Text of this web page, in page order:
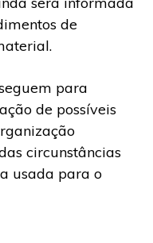
de
para
de possíveis
circunstâncias
usada para o